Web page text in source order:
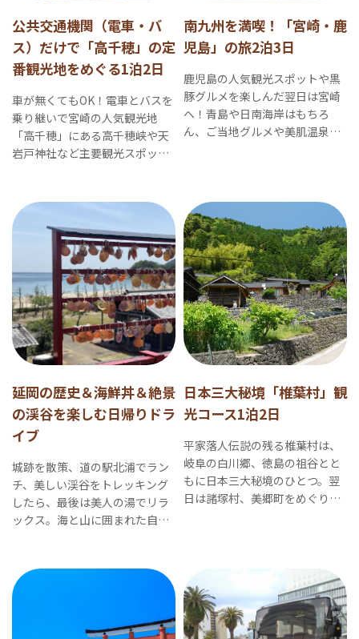
公共交通機関（電車・バ
ス）だけで「高千穂」の定
番観光地をめぐる1泊2日
車が無くてもOK！電車とバスを
乗り継いで宮崎の人気観光地
「高千穂」にある高千穂峡や天
岩戸神社など主要観光スポット
南九州を満喫！「宮崎・鹿
児島」の旅2泊3日
鹿児島の人気観光スポットや黒
豚グルメを楽しんだ翌日は宮崎
へ！青島や日南海岸はもちろ
ん、ご当地グルメや美肌温泉、
延岡の歴史＆海鮮丼＆絶景
の渓谷を楽しむ日帰りドラ
イブ
城跡を散策、道の駅北浦でラン
チ、美しい渓谷をトレッキング
したら、最後は美人の湯でリラ
ックス。海と山に囲まれた自然
日本三大秘境「椎葉村」観
光コース1泊2日
平家落人伝説の残る椎葉村は、
岐阜の白川郷、徳島の祖谷とと
もに日本三大秘境のひとつ。翌
日は諸塚村、美郷町をめぐりま